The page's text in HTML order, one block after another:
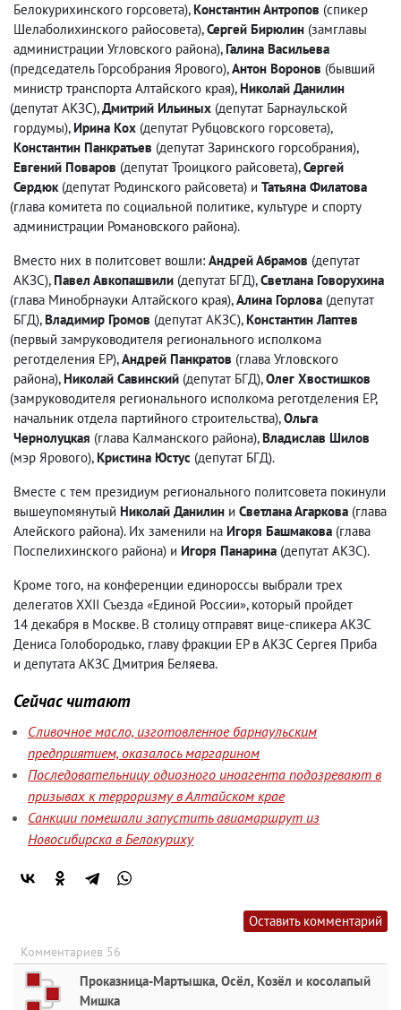
Белокурихинского горсовета), Константин Антропов (спикер
Шелаболихинского райосовета),Сергей Бирюлин (замглавы
администрации Угловского района), Галина Васильева
(председатель Горсобрания Ярового),Антон Воронов (бывший
министр транспорта Алтайского края), Николай Данилин
(депутат АКЗС),Дмитрий Ильиных (депутат Барнаульской
гордумы), Ирина Кох (депутат Рубцовского горсовета),
Константин Панкратьев (депутат Заринского горсобрания),
Евгений Поваров (депутат Троицкого райсовета),Сергей
Сердюк (депутат Родинского райсовета) и Татьяна Филатова
(глава комитета по социальной политике, культуре и спорту
администрации Романовского района).
Вместо них в политсовет вошли: Андрей Абрамов (депутат
АКЗС), Павел Авкопашвили (депутат БГД),Светлана Говорухина
(глава Минобрнауки Алтайского края),Алина Горлова (депутат
БГД), Владимир Громов (депутат АКЗС), Константин Лаптев
(первый замруководителя регионального исполкома
реготделения ЕР),Андрей Панкратов (глава Угловского
района), Николай Савинский (депутат БГД),Олег Хвостишков
(замруководителя регионального исполкомареготделения ЕР,
начальник отдела партийного строительства),Ольга
Чернолуцкая (глава Калманского района), Владислав Шилов
(мэр Ярового), Кристина Юстус (депутат БГД).
Вместе с тем президиум регионального политсовета покинули
вышеупомянутый Николай Данилин и Светлана Агаркова (глава
Алейского района). Их заменили на Игоря Башмакова (глава
Поспелихинского района) и Игоря Панарина (депутат АКЗС).
Кроме того, на конференции единороссы выбрали трех
делегатов ХXII Съезда «Единой России», который пройдет
14 декабря в Москве. В столицу отправят вице-спикера АКЗС
Дениса Голобородько, главу фракции ЕР в АКЗС Сергея Приба
и депутата АКЗС Дмитрия Беляева.
Сейчас читают
Сливочное масло, изготовленное барнаульским
предприятием, оказалось маргарином
Последовательницу одиозного иноагента подозревают в
призывах к терроризму в Алтайском крае
Санкции помешали запустить авиамаршрут из
Новосибирска в Белокуриху
Оставить комментарий
Комментариев 56
Проказница-Мартышка, Осёл, Козёл и косолапый
Мишка